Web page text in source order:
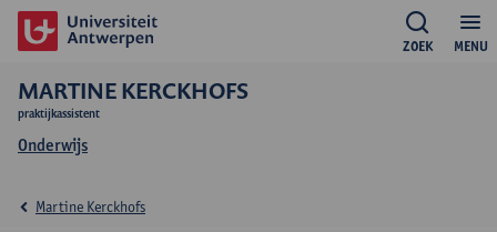
MENU
ZOEK
MARTINE KERCKHOFS
praktijkassistent
Onderwijs
Martine Kerckhofs